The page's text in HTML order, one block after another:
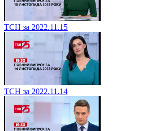
ТСН за 2022.11.15
ТСН за 2022.11.14